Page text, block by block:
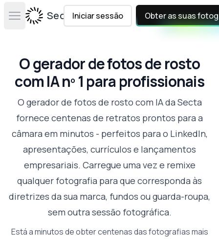
Open main menuSecta Labs
Iniciar sessão Obter as suas
O gerador de fotos de rosto
com IA nº 1 para profissionais
O gerador de fotos de rosto com IA da Secta
fornece centenas de retratos prontos para a
câmara em minutos - perfeitos para o LinkedIn,
apresentações, currículos e lançamentos
empresariais. Carregue uma vez e remixe
qualquer fotografia para que corresponda às
diretrizes da sua marca, fundos ou guarda-roupa,
sem outra sessão fotográfica.
Está a minutos de obter centenas das fotografias mais